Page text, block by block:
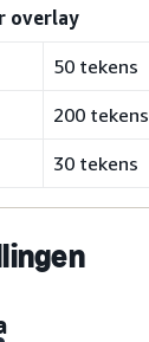
overlay
50 tekens
200 tekens
30 tekens